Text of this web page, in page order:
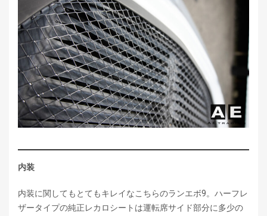
内装
内装に関してもとてもキレイなこちらのランエボ9。ハーフレ
ザータイプの純正レカロシートは運転席サイド部分に多少の